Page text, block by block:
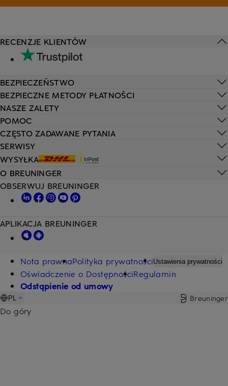
POMOC
CZĘSTO ZADAWANE PYTANIA
SERWISY
WYSYŁKA
RECENZJE KLIENTÓW
BEZPIECZEŃSTWO
BEZPIECZNE METODY PŁATNOŚCI
NASZE ZALETY
O BREUNINGER
OBSERWUJ BREUNINGER
APLIKACJA BREUNINGER
Nota prawnaPolityka prywatnościUstawienia prywatności
Oświadczenie o DostępnościRegulamin
Odstąpienie od umowy
PL Breuninger
Do góry